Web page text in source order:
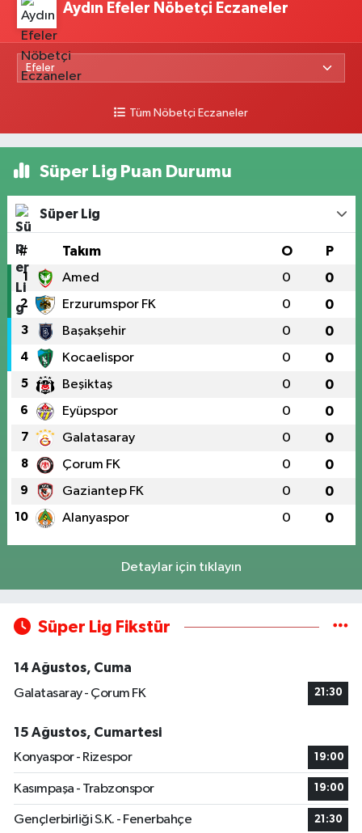
Aydın Efeler Nöbetçi Eczaneler
Tüm Nöbetçi Eczaneler
Süper Lig Puan Durumu
Süper Lig
# Takım O P
1 Amed 0 0
2 Erzurumspor FK 0 0
3 Başakşehir 0 0
4 Kocaelispor 0 0
5 Beşiktaş 0 0
6 Eyüpspor 0 0
7 Galatasaray 0 0
8 Çorum FK 0 0
9 Gaziantep FK 0 0
10 Alanyaspor 0 0
Detaylar için tıklayın
Süper Lig Fikstür
14 Ağustos, Cuma
Galatasaray - Çorum FK
21:30
15 Ağustos, Cumartesi
Konyaspor - Rizespor
19:00
Kasımpaşa - Trabzonspor 19:00
Gençlerbirliği S.K. - Fenerbahçe 21:30